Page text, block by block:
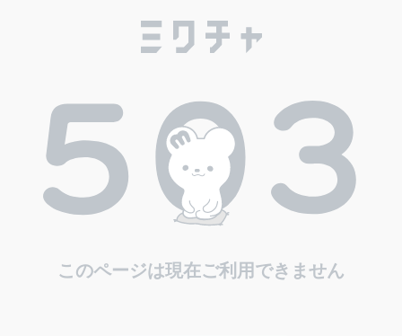
このページは現在ご利用できません